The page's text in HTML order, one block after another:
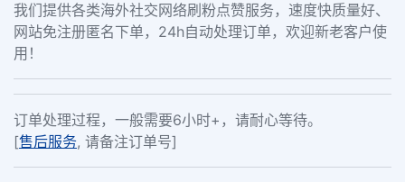
我们提供各类海外社交网络刷粉点赞服务，速度快质量好、
网站免注册匿名下单，24h自动处理订单，欢迎新老客户使
用！
订单处理过程，一般需要6小时+，请耐心等待。
[售后服务, 请备注订单号]